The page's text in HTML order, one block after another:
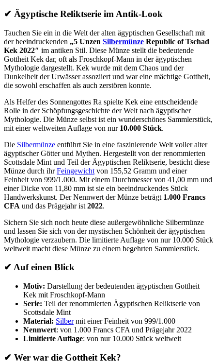
✔ Ägyptische Reliktserie im Antik-Look
Tauchen Sie ein in die Welt der alten ägyptischen Gesellschaft mit
der beeindruckenden „5 Unzen Silbermünze Republic of Tschad
Kek 2022″ im antiken Stil. Diese Münze stellt die bedeutende
Gottheit Kek dar, oft als Froschkopf-Mann in der ägyptischen
Mythologie dargestellt. Kek wurde mit dem Chaos und der
Dunkelheit der Urwässer assoziiert und war eine mächtige Gottheit,
die sowohl erschaffen als auch zerstören konnte.
Als Helfer des Sonnengottes Ra spielte Kek eine entscheidende
Rolle in der Schöpfungsgeschichte der Welt nach ägyptischer
Mythologie. Die Münze selbst ist ein wunderschönes Sammlerstück,
mit einer weltweiten Auflage von nur 10.000 Stück.
Die Silbermünze entführt Sie in eine faszinierende Welt voller alter
ägyptischer Götter und Mythen. Hergestellt von der renommierten
Scottsdale Mint und Teil der Ägyptischen Reliktserie, besticht diese
Münze durch ihrFeingewicht von 155,52 Gramm und einer
Feinheit von 999/1.000. Mit einem Durchmesser von 41,00 mm und
einer Dicke von 11,80 mm ist sie ein beeindruckendes Stück
Handwerkskunst. Der Nennwert der Münze beträgt 1.000 Francs
CFA und das Prägejahr ist 2022.
Sichern Sie sich noch heute diese außergewöhnliche Silbermünze
und lassen Sie sich von der mystischen Schönheit der ägyptischen
Mythologie verzaubern. Die limitierte Auflage von nur 10.000 Stück
weltweit macht diese Münze zu einem begehrten Sammlerstück.
✔ Auf einen Blick
Motiv: Darstellung der bedeutenden ägyptischen Gottheit
Kek mit Froschkopf-Mann
Serie: Teil der renommierten Ägyptischen Reliktserie von
Scottsdale Mint
Material: Silbermit einer Feinheit von 999/1.000
Nennwert: von 1.000 Francs CFA und Prägejahr 2022
Limitierte Auflage: von nur 10.000 Stück weltweit
✔ Wer war die Gottheit Kek?